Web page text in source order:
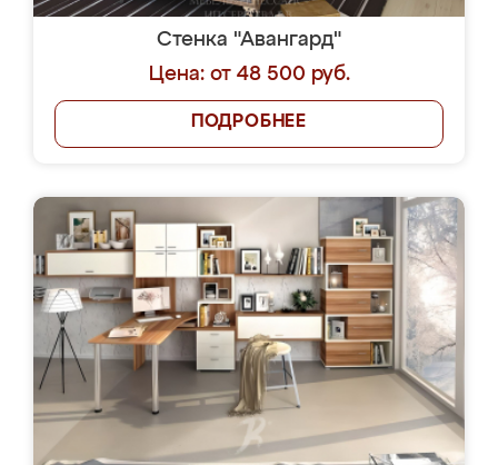
Стенка "Авангард"
Цена: от 48 500 руб.
ПОДРОБНЕЕ